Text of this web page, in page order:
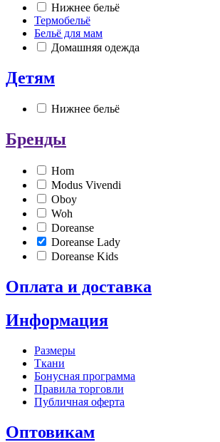
Нижнее бельё
Термобельё
Бельё для мам
Домашняя одежда
Детям
Нижнее бельё
Бренды
Hom
Modus Vivendi
Oboy
Woh
Doreanse
Doreanse Lady
Doreanse Kids
Оплата и доставка
Информация
Размеры
Ткани
Бонусная программа
Правила торговли
Публичная оферта
Оптовикам